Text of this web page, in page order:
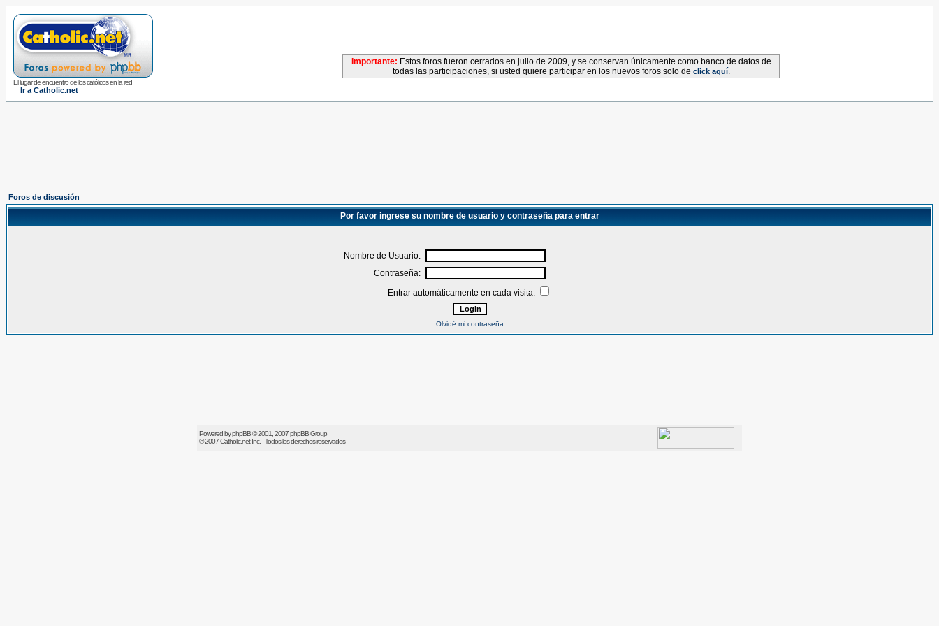
El lugar de encuentro de los católicos en la red
Ir a Catholic.net
Importante: Estos foros fueron cerrados en julio de 2009, y se conservan únicamente como banco de datos de
todas las participaciones, si usted quiere participar en los nuevos foros solo de click aquí.
Foros de discusión
Por favor ingrese su nombre de usuario y contraseña para entrar
Nombre de Usuario:
Contraseña:
Entrar automáticamente en cada visita:
Olvidé mi contraseña
Powered byphpBB© 2001, 2007 phpBB Group
© 2007Catholic.netInc. - Todos los derechos reservados